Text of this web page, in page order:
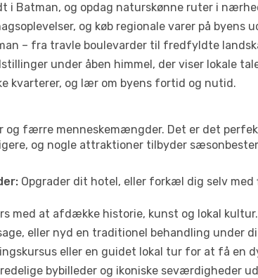
i Batman, og opdag naturskønne ruter i
og køb regionale varer på byens
– fra travle boulevarder til fredfyldte
under åben himmel, der viser lokale
kvarterer, og lær om byens fortid og nutid.
og færre menneskemængder. Det er det
og nogle attraktioner tilbyder
Opgrader dit hotel, eller forkæl dig selv
med at afdække historie, kunst og lokal kultur.
eller nyd en traditionel behandling under
eller en guidet lokal tur for at få en
bybilleder og ikoniske seværdigheder